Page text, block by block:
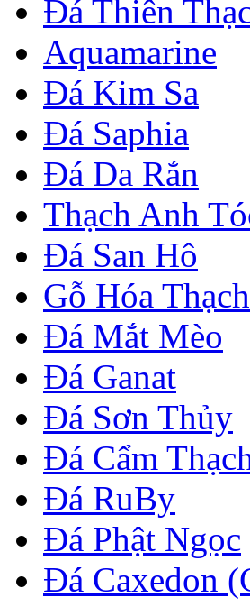
Đá Thiên
Aquamarine
Đá Kim Sa
Đá Saphia
Đá Da Rắn
Thạch Anh
Đá San Hô
Gỗ Hóa Thạch
Đá Mắt Mèo
Đá Ganat
Đá Sơn Thủy
Đá Cẩm
Đá RuBy
Đá Phật Ngọc
Đá Caxedon